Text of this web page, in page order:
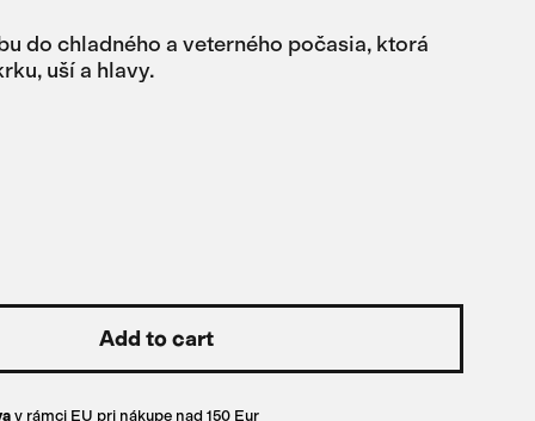
do chladného a veterného počasia, ktorá
uší a hlavy.
v rámci EU pri nákupe nad 150 Eur